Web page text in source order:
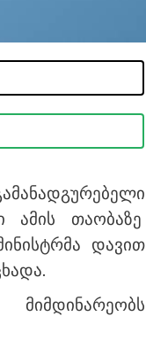
ამის თაობაზე
დავით